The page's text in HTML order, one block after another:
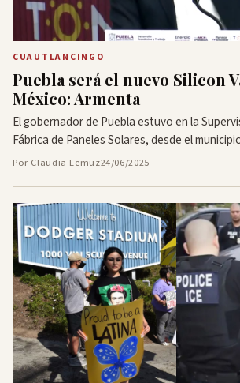
CUAUTLANCINGO
Puebla será el nuevo Silicon
México: Armenta
El gobernador de Puebla estuvo en la
Fábrica de Paneles Solares, desde el
Por Claudia Lemuz24/06/2025